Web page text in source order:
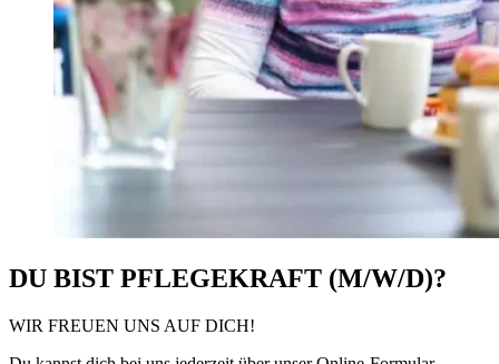
DU BIST PFLEGEKRAFT (M/W/D)?
WIR FREUEN UNS AUF DICH!